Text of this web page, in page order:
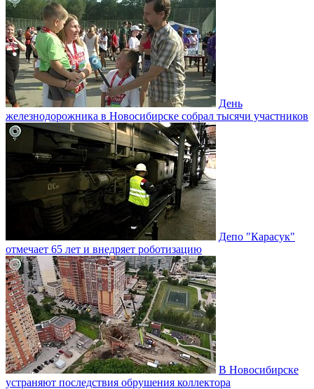
День
железнодорожника в Новосибирске собрал тысячи участников
Депо "Карасук"
отмечает 65 лет и внедряет роботизацию
В Новосибирске
устраняют последствия обрушения коллектора